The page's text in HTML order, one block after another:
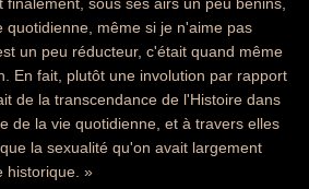
quotidienne, même si je n'aime pas
un peu réducteur, c'était quand même
En fait, plutôt une involution par rapport
de la transcendance de l'Histoire dans
de la vie quotidienne, et à travers elles
la sexualité qu'on avait largement
historique. »